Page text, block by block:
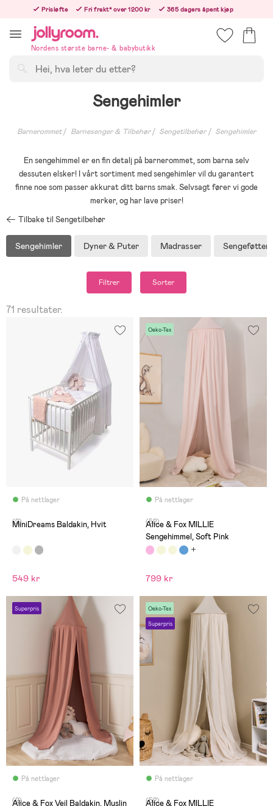
innehållet
Prisløfte Fri frakt* over 1200 kr
365 dagers åpent kjøp
Nordens største barne- & babybutikk
Sengehimler
Barnerommet Barnesenger & Tilbehør Sengetilbehør Sengehimler
En sengehimmel er en fin detalj på barnerommet, som barna selv
dessuten elsker! I vårt sortiment med sengehimler vil du garantert
finne noe som passer akkurat ditt barns smak. Selvsagt fører vi gode
merker, og har lave priser!
Tilbake til Sengetilbehør
Sengehimler Dyner & Puter Madrasser Sengeføtter
Filtrer Sorter
71 resultater.
På nettlager
(2)
MiniDreams Baldakin, Hvit
549 kr
Oeko-Tex
På nettlager
(52)
Alice & Fox MILLIE
Sengehimmel, Soft Pink
799 kr
Superpris
På nettlager
(2)
Alice & Fox Veil Baldakin, Muslin
Oeko-Tex
Superpris
På nettlager
(52)
Alice & Fox MILLIE